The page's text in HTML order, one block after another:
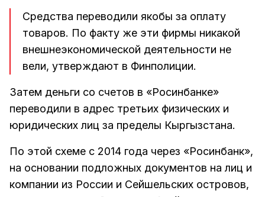
Средства переводили якобы за оплату
товаров. По факту же эти фирмы никакой
внешнеэкономической деятельности не
вели, утверждают в Финполиции.
Затем деньги со счетов в «Росинбанке»
переводили в адрес третьих физических и
юридических лиц за пределы Кыргызстана.
По этой схеме с 2014 года через «Росинбанк»,
на основании подложных документов на лиц и
компании из России и Сейшельских островов,